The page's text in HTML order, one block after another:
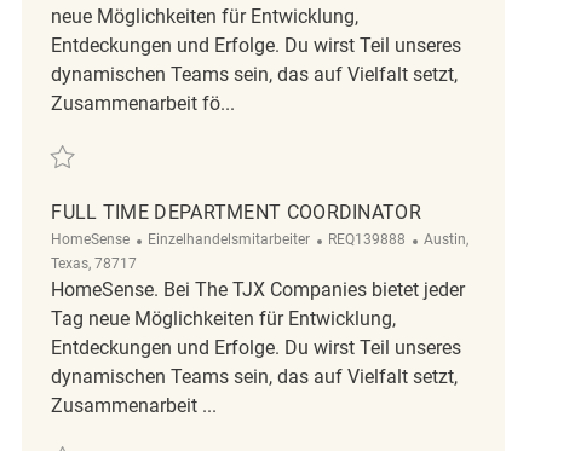
neue Möglichkeiten für Entwicklung,
Entdeckungen und Erfolge. Du wirst Teil unseres
dynamischen Teams sein, das auf Vielfalt setzt,
Zusammenarbeit fö...
FULL TIME DEPARTMENT COORDINATOR
HomeSense Kategorie
Einzelhandelsmitarbeiter ReqId
REQ139888 Ort
Austin,
Texas, 78717
HomeSense. Bei The TJX Companies bietet jeder
Tag neue Möglichkeiten für Entwicklung,
Entdeckungen und Erfolge. Du wirst Teil unseres
dynamischen Teams sein, das auf Vielfalt setzt,
Zusammenarbeit ...